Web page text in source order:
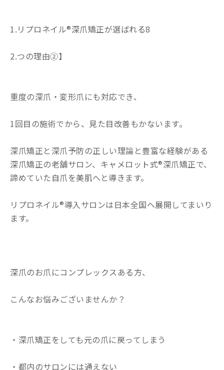
リプロネイル®深爪矯正が選ばれる8
つの理由②】
重度の深爪・変形爪にも対応でき、
1回目の施術でから、見た目改善もかないます。
深爪矯正と深爪予防の正しい理論と豊富な経験がある
深爪矯正の老舗サロン、キャメロット式®深爪矯正で、
諦めていた自爪を美肌へと導きます。
リプロネイル®導入サロンは日本全国へ展開してまいり
ます。
深爪のお爪にコンプレックスある方、
こんなお悩みございませんか？
・深爪矯正をしても元の爪に戻ってしまう
・都内のサロンには通えない